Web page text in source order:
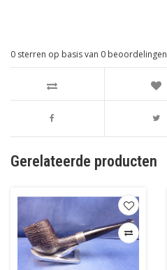
0 sterren op basis van 0 beoordelingen
Gerelateerde producten